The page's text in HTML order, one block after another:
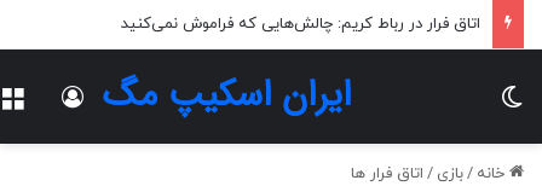
فیلم ترسناک: دنیایی پر از هیجان و وحشت
ایران اسکیپ مگ
خانه /بازی / اتاق فرار ها